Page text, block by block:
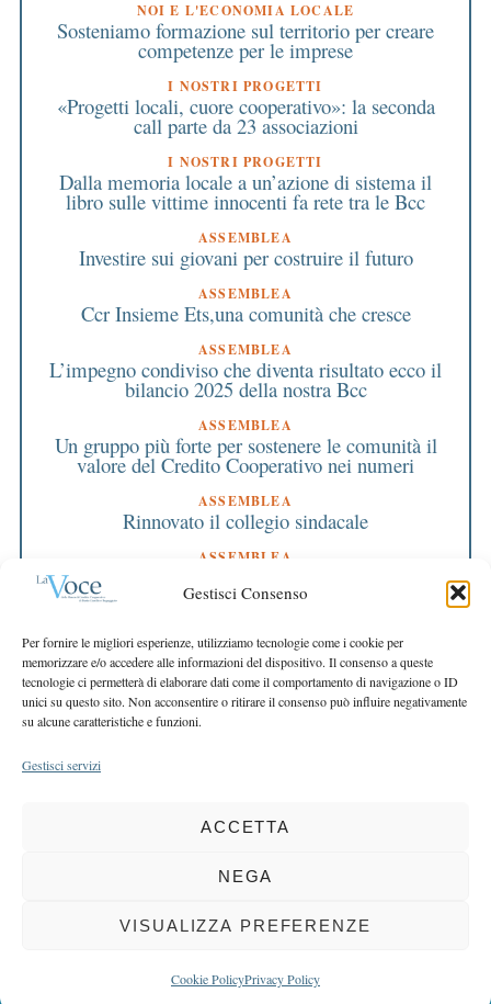
Gestisci Consenso
Per fornire le migliori esperienze, utilizziamo tecnologie come i cookie per
memorizzare e/o accedere alle informazioni del dispositivo. Il consenso a queste
tecnologie ci permetterà di elaborare dati come il comportamento di navigazione o ID
unici su questo sito. Non acconsentire o ritirare il consenso può influire negativamente
su alcune caratteristiche e funzioni.
Gestisci servizi
ACCETTA
NEGA
VISUALIZZA PREFERENZE
Cookie PolicyPrivacy Policy
NOI E L'ECONOMIA LOCALE
Sosteniamo formazione sul territorio per creare
competenze per le imprese
I NOSTRI PROGETTI
«Progetti locali, cuore cooperativo»: la seconda
call parte da 23 associazioni
I NOSTRI PROGETTI
Dalla memoria locale a un’azione di sistema il
libro sulle vittime innocenti fa rete tra le Bcc
ASSEMBLEA
Investire sui giovani per costruire il futuro
ASSEMBLEA
Ccr Insieme Ets,una comunità che cresce
ASSEMBLEA
L’impegno condiviso che diventa risultato ecco il
bilancio 2025 della nostra Bcc
ASSEMBLEA
Un gruppo più forte per sostenere le comunità il
valore del Credito Cooperativo nei numeri
ASSEMBLEA
Rinnovato il collegio sindacale
ASSEMBLEA
Bilancio approvato all’unanimità e 2 milioni
destinati al territorio
EDITORIALE DIRETTORE
Crescere restando riconoscibili
EDITORIALE PRESIDENTE
Costruire futuro insieme
COPYRIGHT 2025 LA VOCE |PRIVACY
BCC DI BUSTO GAROLFO E BUGUGGIATE